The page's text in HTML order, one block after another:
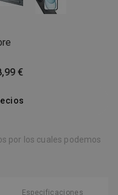
€
por los cuales podemos
Especificaciones